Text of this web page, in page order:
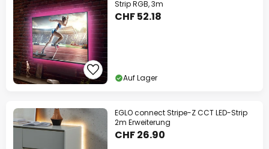
Strip RGB, 3m
CHF 52.18
Auf Lager
EGLO connect Stripe-Z CCT LED-Strip
2m Erweiterung
CHF 26.90